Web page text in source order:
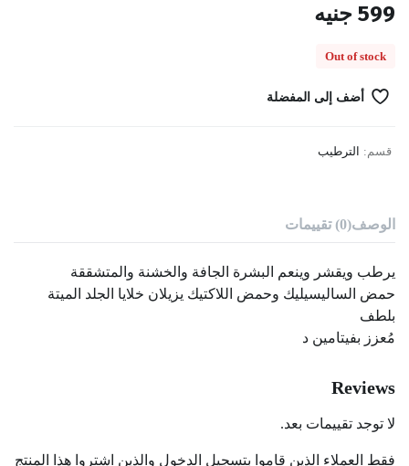
599 جنيه
Out of stock
أضف إلى المفضلة
قسم: الترطيب
الوصف(0) تقييمات
يرطب ويقشر وينعم البشرة الجافة والخشنة والمتشققة
حمض الساليسيليك وحمض اللاكتيك يزيلان خلايا الجلد الميتة
بلطف
مُعزز بفيتامين د
Reviews
لا توجد تقييمات بعد.
فقط العملاء الذين قاموا بتسجيل الدخول والذين اشتروا هذا المنتج